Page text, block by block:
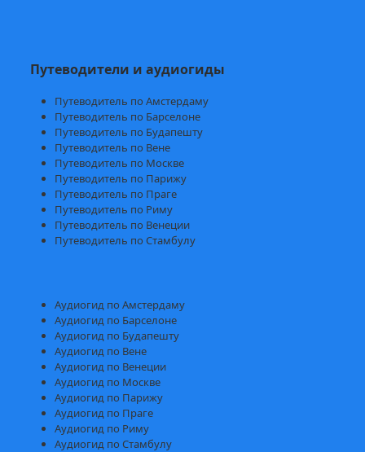
Путеводители и аудиогиды
Путеводитель по Амстердаму
Путеводитель по Барселоне
Путеводитель по Будапешту
Путеводитель по Вене
Путеводитель по Москве
Путеводитель по Парижу
Путеводитель по Праге
Путеводитель по Риму
Путеводитель по Венеции
Путеводитель по Стамбулу
Аудиогид по Амстердаму
Аудиогид по Барселоне
Аудиогид по Будапешту
Аудиогид по Вене
Аудиогид по Венеции
Аудиогид по Москве
Аудиогид по Парижу
Аудиогид по Праге
Аудиогид по Риму
Аудиогид по Стамбулу